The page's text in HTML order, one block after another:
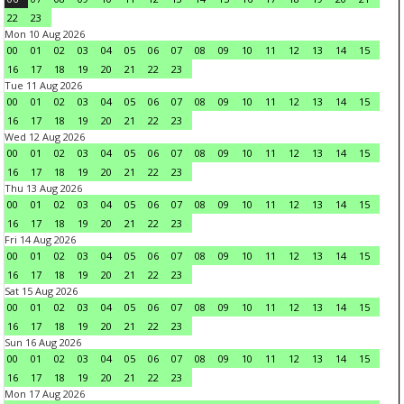
22
23
Mon 10 Aug 2026
00
01 02 03 04 05 06 07 08 09 10 11 12 13 14
15
16
17 18 19 20 21 22
23
Tue 11 Aug 2026
00
01 02 03 04 05 06 07 08 09 10 11 12 13 14
15
16
17 18 19 20 21 22
23
Wed 12 Aug 2026
00
01 02 03 04 05 06 07 08 09 10 11 12 13 14
15
16
17 18 19 20 21 22
23
Thu 13 Aug 2026
00
01 02 03 04 05 06 07 08 09 10 11 12 13 14
15
16
17 18 19 20 21 22
23
Fri 14 Aug 2026
00
01 02 03 04 05 06 07 08 09 10 11 12 13 14
15
16
17 18 19 20 21 22
23
Sat 15 Aug 2026
00
01 02 03 04 05 06 07 08 09 10 11 12 13 14
15
16
17 18 19 20 21 22
23
Sun 16 Aug 2026
00
01 02 03 04 05 06 07 08 09 10 11 12 13 14
15
16
17 18 19 20 21 22
23
Mon 17 Aug 2026